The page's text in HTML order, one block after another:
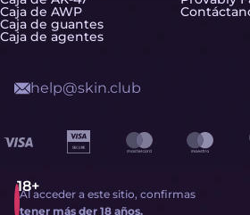
Caja de AWP
Caja de guantes
Caja de agentes
Al acceder a este sitio, confirmas
tener más der 18 años.
help@skin.club